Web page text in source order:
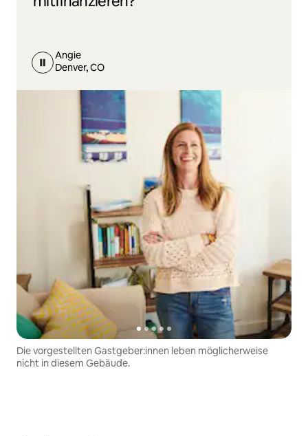
Angie
Denver, CO
Die vorgestellten Gastgeber:innen leben möglicherweise
nicht in diesem Gebäude.